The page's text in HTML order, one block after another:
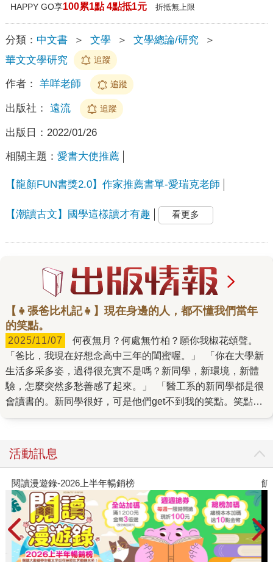
HAPPY GO享100累1點 4點抵1元 折抵無上限
分類： 中文書 ＞ 文學 ＞ 文學總論/研究
＞
華文文學研究
追蹤
作者： 羊咩老師 追蹤
出版社： 遠流 追蹤
出版日： 2022/01/26
相關主題： 愛書大使推薦
【龍顏FUN書獎2.0】作家推薦書單-愛瑞克老師
【潮讀古文】國學這樣讀才有趣 看更多
【👧張爸比札記👧】現在身邊的人，都不懂我們當年
的笑點。
2025/11/07
「爸比，我現在好想念高中三年的閨蜜喔。」 「你在大學新
生活多采多姿，過得很充實不是嗎？新同學，新環境，新體
驗，怎麼突然多愁善感了起來。」 「醫工系的新同學都是很
會讀書的。新同學很好，可是他們get不到我的笑點。笑點變
好捨不得喔。」 「這樣啊～你就是大一剛開始不夠忙碌，才
有時間想那些有的沒的。」 「爸比，現在我在心情難過，你
跟我說這個，不理你了喔。」 「額，爸爸我告訴你之前在短
影音刷到一對閨蜜的故事：千年萬歲，椒花頌聲。 唐代武則
天後期~唐明皇初期。歷史上原本以為是政敵的太平公主與上
官婉兒，考古後居然是惺惺相惜的閨中密友。 兩人在政治上
互為盟友，在上官婉兒因政權鬥爭亡故後，太平公主大働後
親撰墓誌銘留下的。 願千百年以後，仍有人記得故友你的才
活動訊息
閱讀漫遊錄-2026上半年暢銷榜 飢